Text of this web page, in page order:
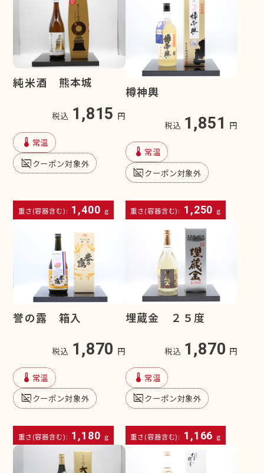
純米酒 熊本城
税込 1,815 円
device_thermostat 常温
subtitles_offクーポン対象外
重さ(容器含む): 1,400 g
樽神輿
税込 1,851 円
device_thermostat 常温
subtitles_offクーポン対象外
重さ(容器含む): 1,250 g
誉の露 箱入
税込 1,870 円
device_thermostat 常温
subtitles_offクーポン対象外
重さ(容器含む): 1,180 g
埋蔵金 ２５度
税込 1,870 円
device_thermostat 常温
subtitles_offクーポン対象外
重さ(容器含む): 1,166 g